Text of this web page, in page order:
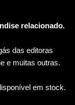
relacionado.
das editoras
e muitas outras.
em stock.